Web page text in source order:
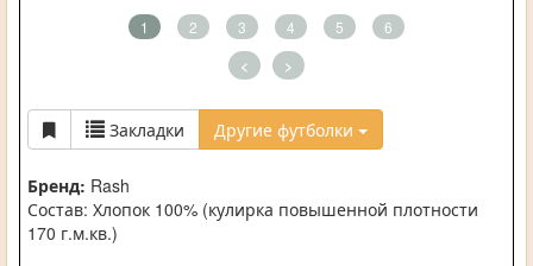
1 2 3 4 5 6
< >
Закладки Другие футболки
Бренд: Rash
Состав: Хлопок 100% (кулирка повышенной плотности
170 г.м.кв.)